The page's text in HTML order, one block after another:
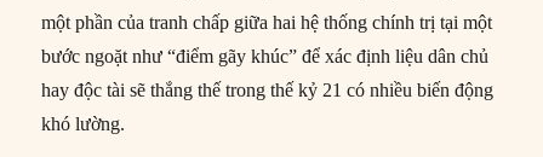
một phần của tranh chấp giữa hai hệ thống chính trị tại một
bước ngoặt như “điểm gãy khúc” để xác định liệu dân chủ
hay độc tài sẽ thắng thế trong thế kỷ 21 có nhiều biến động
khó lường.